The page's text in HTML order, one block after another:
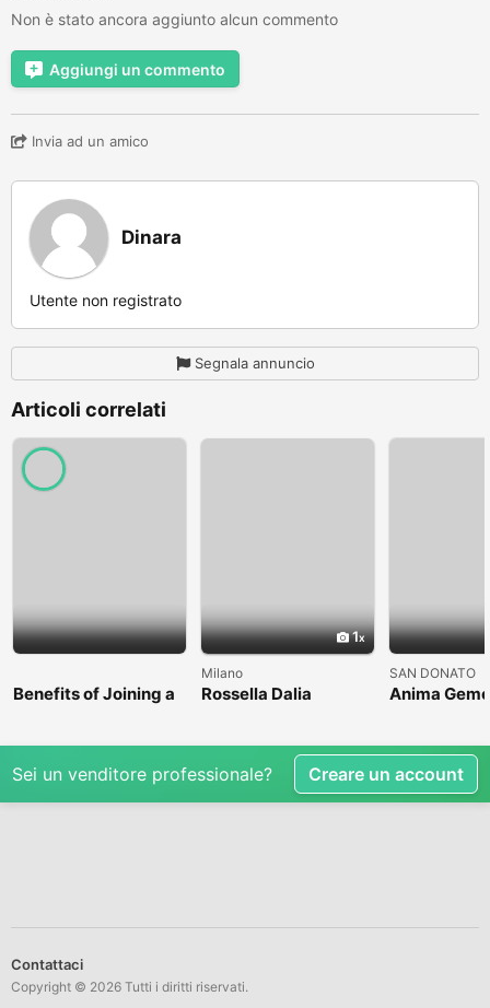
Non è stato ancora aggiunto alcun commento
Aggiungi un commento
Invia ad un amico
Dinara
Utente non registrato
Segnala annuncio
Articoli correlati
Benefits of Joining a
Professional Nasha
1
Milano
Rossella Dalia
SAN DONATO
Anima
Sei un venditore professionale? Creare un account
Contattaci
Copyright © 2026 Tutti i diritti riservati.